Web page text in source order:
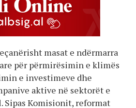
masat e ndërmarra
për përmirësimin e klimës
e investimeve dhe
aktive në sektorët e
Sipas Komisionit, reformat